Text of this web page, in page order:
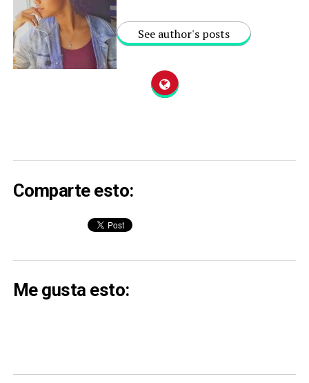
See author's posts
Comparte esto:
Me gusta esto: